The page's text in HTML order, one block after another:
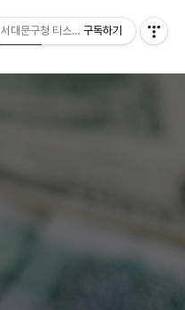
서대문구청 티스토리 블로그
구독하기